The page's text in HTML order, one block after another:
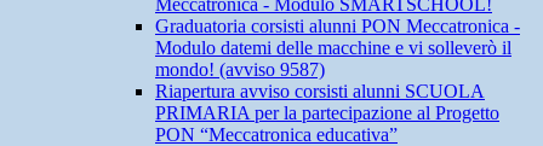
Meccatronica - Modulo SMARTSCHOOL!
Graduatoria corsisti alunni PON Meccatronica -
Modulo datemi delle macchine e vi solleverò il
mondo! (avviso 9587)
Riapertura avviso corsisti alunni SCUOLA
PRIMARIA per la partecipazione al Progetto
PON “Meccatronica educativa”